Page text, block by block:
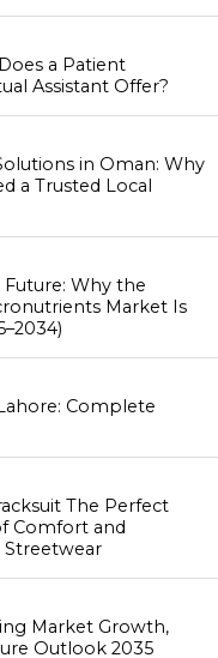
a Patient
Assistant Offer?
in Oman: Why
a Trusted Local
Why the
Market Is
Complete
The Perfect
Comfort and
Market Growth,
Outlook 2035